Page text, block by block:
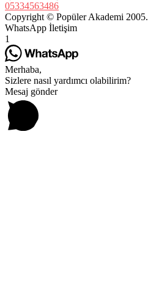
05334563486
Copyright © Popüler Akademi 2005.
WhatsApp İletişim
1
Merhaba,
Sizlere nasıl yardımcı olabilirim?
Mesaj gönder